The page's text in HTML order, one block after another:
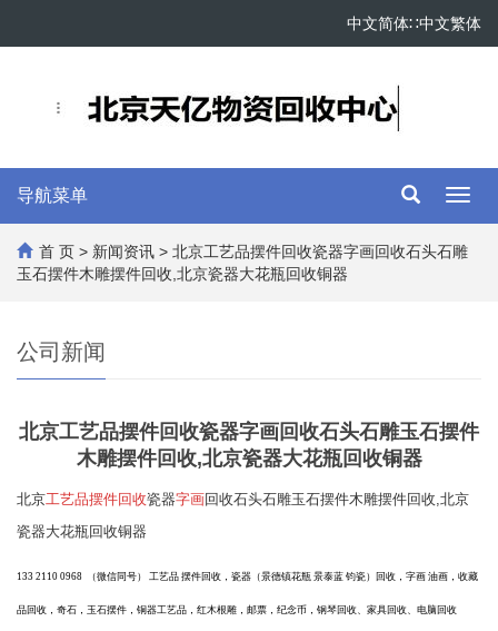
中文繁体
∷
中文简体
导航菜单
首 页 > 新闻资讯 > 北京工艺品摆件回收瓷器字画回收石头石雕
玉石摆件木雕摆件回收,北京瓷器大花瓶回收铜器
公司新闻
北京工艺品摆件回收瓷器字画回收石头石雕玉石摆件
木雕摆件回收,北京瓷器大花瓶回收铜器
北京工艺品摆件回收瓷器字画回收石头石雕玉石摆件木雕摆件回收,北京
瓷器大花瓶回收铜器
133 2110 0968 （微信同号） 工艺品 摆件回收，瓷器（景德镇花瓶 景泰蓝 钧瓷）回收，字画 油画，收藏
品回收，奇石，玉石摆件，铜器工艺品，红木根雕，邮票，纪念币，钢琴回收、家具回收、电脑回收